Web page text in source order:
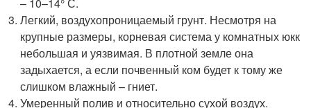
Легкий, воздухопроницаемый грунт. Несмотря на
крупные размеры, корневая система у комнатных юкк
небольшая и уязвимая. В плотной земле она
задыхается, а если почвенный ком будет к тому же
слишком влажный – гниет.
Умеренный полив и относительно сухой воздух.